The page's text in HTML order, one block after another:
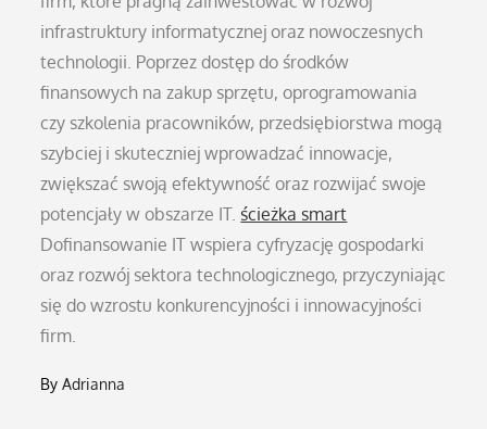
infrastruktury informatycznej oraz nowoczesnych
technologii. Poprzez dostęp do środków
finansowych na zakup sprzętu, oprogramowania
czy szkolenia pracowników, przedsiębiorstwa mogą
szybciej i skuteczniej wprowadzać innowacje,
zwiększać swoją efektywność oraz rozwijać swoje
potencjały w obszarze IT.ścieżka smart
Dofinansowanie IT wspiera cyfryzację gospodarki
oraz rozwój sektora technologicznego, przyczyniając
się do wzrostu konkurencyjności i innowacyjności
firm.
ByAdrianna